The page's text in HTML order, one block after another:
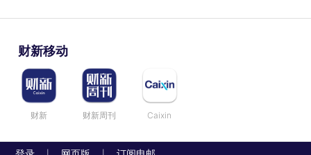
财新移动
财新 财新周刊 Caixin